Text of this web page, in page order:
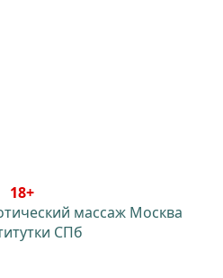
18+
массаж Москва
СПб